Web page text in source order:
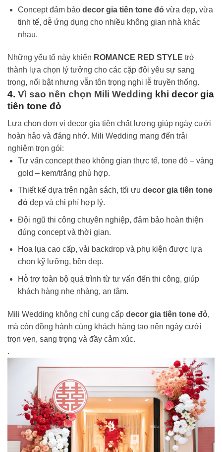
Concept đảm bảo decor gia tiên tone đỏvừa đẹp, vừa
tinh tế, dễ ứng dụng cho nhiều không gian nhà khác
nhau.
Những yếu tố này khiến ROMANCE RED STYLE trở
thành lựa chọn lý tưởng cho các cặp đôi yêu sự sang
trọng, nổi bật nhưng vẫn tôn trọng nghi lễ truyền thống.
4. Vì sao nên chọn Mili Wedding khi decor gia
tiên tone đỏ
Lựa chọn đơn vị decor gia tiên chất lượng giúp ngày cưới
hoàn hảo và đáng nhớ. Mili Wedding mang đến trải
nghiệm trọn gói:
Tư vấn concept theo không gian thực tế, tone đỏ – vàng
gold – kem/trắng phù hợp.
Thiết kế dựa trên ngân sách, tối ưu decor gia tiên tone
đỏđẹp và chi phí hợp lý.
Đội ngũ thi công chuyên nghiệp, đảm bảo hoàn thiện
đúng concept và thời gian.
Hoa lụa cao cấp, vải backdrop và phụ kiện được lựa
chọn kỹ lưỡng, bền đẹp.
Hỗ trợ toàn bộ quá trình từ tư vấn đến thi công, giúp
khách hàng nhẹ nhàng, an tâm.
Mili Wedding không chỉ cung cấp decor gia tiên tone đỏ,
mà còn đồng hành cùng khách hàng tạo nên ngày cưới
trọn vẹn, sang trọng và đầy cảm xúc.
.